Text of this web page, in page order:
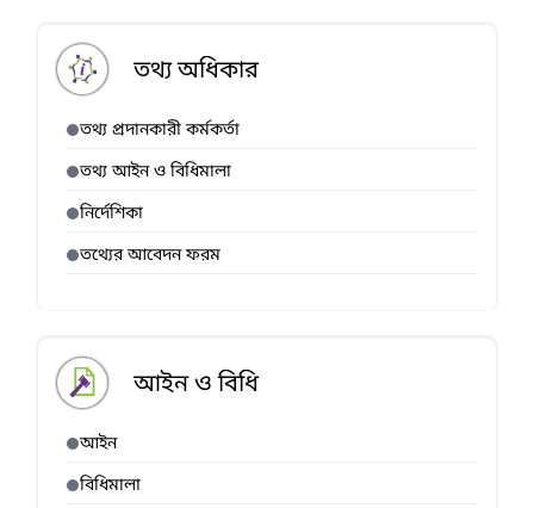
তথ্য অধিকার
তথ্য প্রদানকারী কর্মকর্তা
তথ্য আইন ও বিধিমালা
নির্দেশিকা
তথ্যের আবেদন ফরম
আইন ও বিধি
আইন
বিধিমালা